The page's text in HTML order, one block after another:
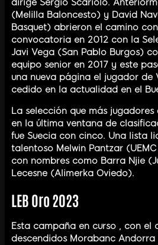
dirige Sergio Scariolo.
(Melilla Baloncesto) y David
Basquet) abrieron el camino
convocatoria en 2012 con la
Javi Vega (San Pablo Burgos)
equipo senior en 2017 y este
una nueva página el jugador de
cedido en la actualidad en el
La selección que más jugadores
en la última ventana de
fue Suecia con cinco. Una lista
talentoso Melwin Pantzar
con nombres como Barra Njie
Lecesne (Alimerka Oviedo).
LEB Oro 2023
Esta campaña en curso , con el
descendidos Morabanc Andorra